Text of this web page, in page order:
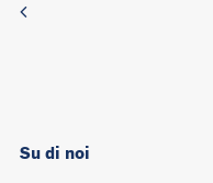
Su di noi